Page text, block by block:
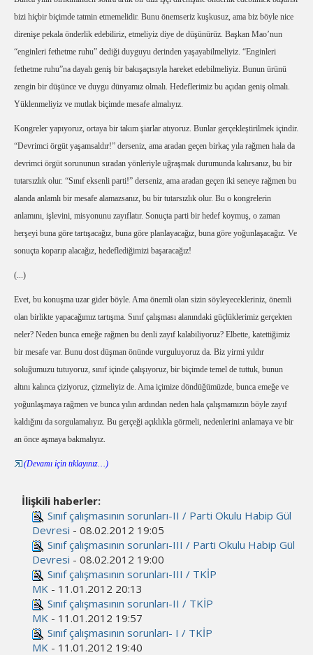
bizi hiçbir biçimde tatmin etmemelidir. Bunu önemseriz kuşkusuz, ama biz böyle nice
direnişe pekala önderlik edebiliriz, etmeliyiz diye de düşünürüz. Başkan Mao’nun
“enginleri fethetme ruhu” dediği duyguyu derinden yaşayabilmeliyiz. “Enginleri
fethetme ruhu”na dayalı geniş bir bakışaçısıyla hareket edebilmeliyiz. Bunun ürünü
zengin bir düşünce ve duygu dünyamız olmalı. Hedeflerimiz bu açıdan geniş olmalı.
Yüklenmeliyiz ve mutlak biçimde mesafe almalıyız.
Kongreler yapıyoruz, ortaya bir takım şiarlar atıyoruz. Bunlar gerçekleştirilmek içindir.
“Devrimci örgüt yaşamsaldır!” derseniz, ama aradan geçen birkaç yıla rağmen hala da
devrimci örgüt sorununun sıradan yönleriyle uğraşmak durumunda kalırsanız, bu bir
tutarsızlık olur. “Sınıf eksenli parti!” derseniz, ama aradan geçen iki seneye rağmen bu
alanda anlamlı bir mesafe alamazsanız, bu bir tutarsızlık olur. Bu o kongrelerin
anlamını, işlevini, misyonunu zayıflatır. Sonuçta parti bir hedef koymuş, o zaman
herşeyi buna göre tartışacağız, buna göre planlayacağız, buna göre yoğunlaşacağız. Ve
sonuçta koparıp alacağız, hedeflediğimizi başaracağız!
(...)
Evet, bu konuşma uzar gider böyle. Ama önemli olan sizin söyleyecekleriniz, önemli
olan birlikte yapacağımız tartışma. Sınıf çalışması alanındaki güçlüklerimiz gerçekten
neler? Neden bunca emeğe rağmen bu denli zayıf kalabiliyoruz? Elbette, katettiğimiz
bir mesafe var. Bunu dost düşman önünde vurguluyoruz da. Biz yirmi yıldır
soluğumuzu tutuyoruz, sınıf içinde çalışıyoruz, bir biçimde temel de tuttuk, bunun
altını kalınca çiziyoruz, çizmeliyiz de. Ama içimize döndüğümüzde, bunca emeğe ve
yoğunlaşmaya rağmen ve bunca yılın ardından neden hala çalışmamızın böyle zayıf
kaldığını da sorgulamalıyız. Bu gerçeği açıklıkla görmeli, nedenlerini anlamaya ve bir
an önce aşmaya bakmalıyız.
(Devamı için tıklayınız…)
İlişkili haberler:
Sınıf çalışmasının sorunları-II / Parti Okulu Habip Gül
Devresi - 08.02.2012 19:05
Sınıf çalışmasının sorunları-III / Parti Okulu Habip Gül
Devresi - 08.02.2012 19:00
Sınıf çalışmasının sorunları-III / TKİP
MK - 11.01.2012 20:13
Sınıf çalışmasının sorunları-II / TKİP
MK - 11.01.2012 19:57
Sınıf çalışmasının sorunları- I / TKİP
MK - 11.01.2012 19:40